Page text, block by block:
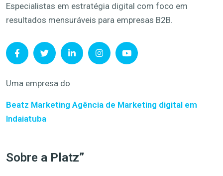
Especialistas em estratégia digital com foco em
resultados mensuráveis para empresas B2B.
Uma empresa do
Beatz Marketing Agência de Marketing digital em
Indaiatuba
Sobre a Platz”